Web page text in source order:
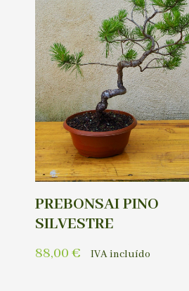
PREBONSAI PINO
SILVESTRE
88,00 € IVA incluído